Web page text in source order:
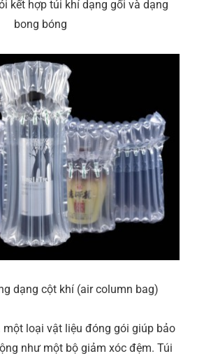
kết hợp túi khí dạng gối và dạng
bong bóng
dạng cột khí (air column bag)
một loại vật liệu đóng gói giúp bảo
như một bộ giảm xóc đệm. Túi